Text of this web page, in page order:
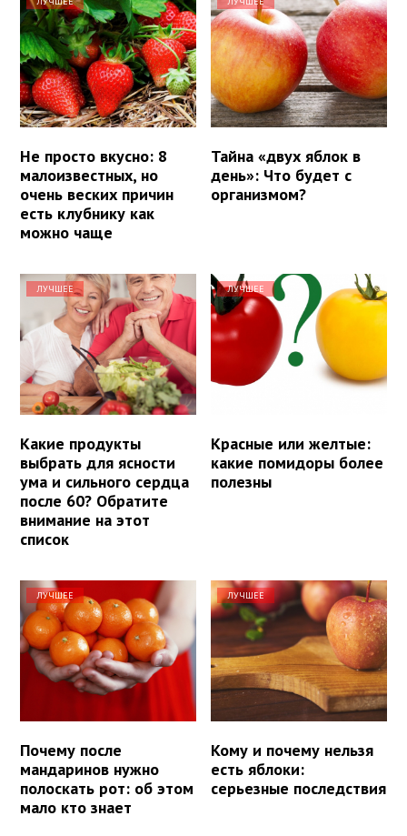
Не просто вкусно: 8
малоизвестных, но
очень веских причин
есть клубнику как
можно чаще
Тайна «двух яблок в
день»: Что будет с
организмом?
ЛУЧШЕЕ
Какие продукты
выбрать для ясности
ума и сильного сердца
после 60? Обратите
внимание на этот
список
ЛУЧШЕЕ
Красные или желтые:
какие помидоры более
полезны
ЛУЧШЕЕ
Почему после
мандаринов нужно
полоскать рот: об этом
мало кто знает
ЛУЧШЕЕ
Кому и почему нельзя
есть яблоки:
серьезные последствия